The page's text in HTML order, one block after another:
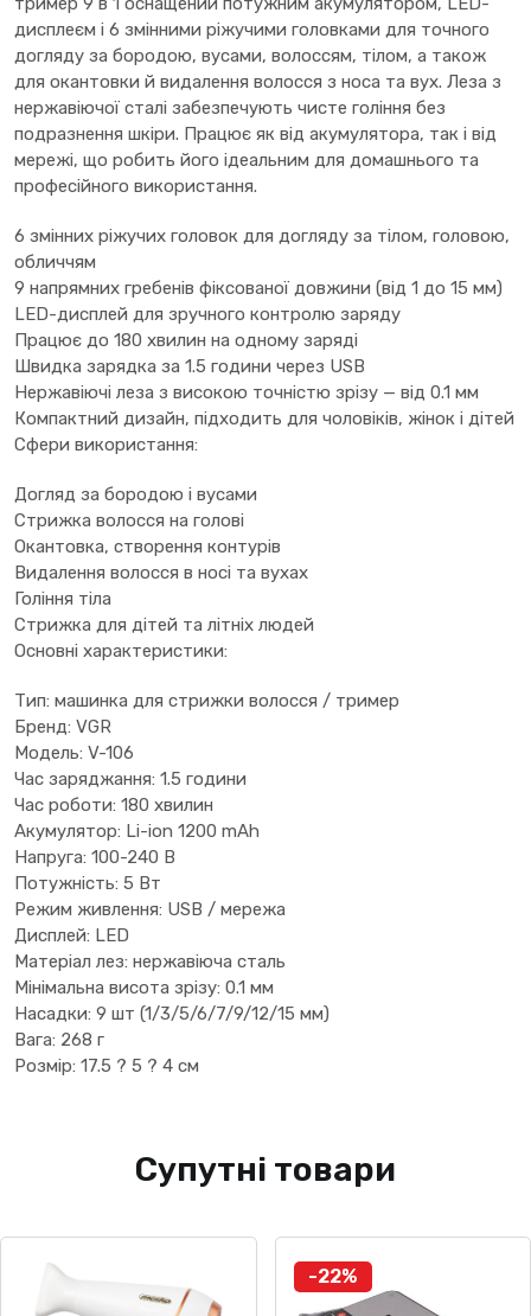
дисплеєм і 6 змінними ріжучими головками для точного
догляду за бородою, вусами, волоссям, тілом, а також
для окантовки й видалення волосся з носа та вух. Леза з
нержавіючої сталі забезпечують чисте гоління без
подразнення шкіри. Працює як від акумулятора, так і від
мережі, що робить його ідеальним для домашнього та
професійного використання.
6 змінних ріжучих головок для догляду за тілом, головою,
обличчям
9 напрямних гребенів фіксованої довжини (від 1 до 15 мм)
LED-дисплей для зручного контролю заряду
Працює до 180 хвилин на одному заряді
Швидка зарядка за 1.5 години через USB
Нержавіючі леза з високою точністю зрізу — від 0.1 мм
Компактний дизайн, підходить для чоловіків, жінок і дітей
Сфери використання:
Догляд за бородою і вусами
Стрижка волосся на голові
Окантовка, створення контурів
Видалення волосся в носі та вухах
Гоління тіла
Стрижка для дітей та літніх людей
Основні характеристики:
Тип: машинка для стрижки волосся / тример
Бренд: VGR
Модель: V-106
Час заряджання: 1.5 години
Час роботи: 180 хвилин
Акумулятор: Li-ion 1200 mAh
Напруга: 100-240 В
Потужність: 5 Вт
Режим живлення: USB / мережа
Дисплей: LED
Матеріал лез: нержавіюча сталь
Мінімальна висота зрізу: 0.1 мм
Насадки: 9 шт (1/3/5/6/7/9/12/15 мм)
Вага: 268 г
Розмір: 17.5 ? 5 ? 4 см
Супутні товари
-22%